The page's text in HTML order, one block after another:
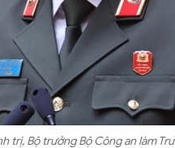
trị, Bộ trưởng Bộ Công an làm